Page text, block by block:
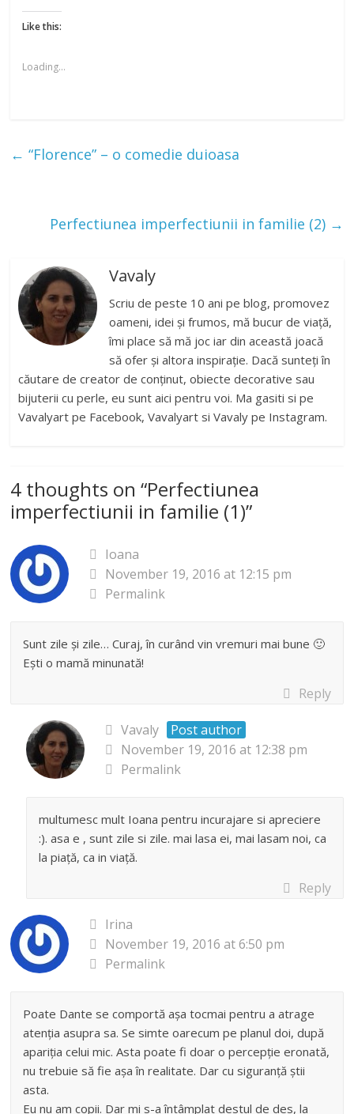
Like this:
Loading...
← “Florence” – o comedie duioasa
Perfectiunea imperfectiunii in familie (2) →
Vavaly
Scriu de peste 10 ani pe blog, promovez
oameni, idei și frumos, mă bucur de viață,
îmi place să mă joc iar din această joacă
să ofer și altora inspirație. Dacă sunteți în
căutare de creator de conținut, obiecte decorative sau
bijuterii cu perle, eu sunt aici pentru voi. Ma gasiti si pe
Vavalyart pe Facebook, Vavalyart si Vavaly pe Instagram.
4 thoughts on “Perfectiunea
imperfectiunii in familie (1)”
Ioana
November 19, 2016 at 12:15 pm
Permalink
Sunt zile și zile… Curaj, în curând vin vremuri mai bune 🙂
Ești o mamă minunată!
Reply
Vavaly
Post author
November 19, 2016 at 12:38 pm
Permalink
multumesc mult Ioana pentru incurajare si apreciere
:). asa e , sunt zile si zile. mai lasa ei, mai lasam noi, ca
la piață, ca in viață.
Reply
Irina
November 19, 2016 at 6:50 pm
Permalink
Poate Dante se comportă așa tocmai pentru a atrage
atenția asupra sa. Se simte oarecum pe planul doi, după
apariția celui mic. Asta poate fi doar o percepție eronată,
nu trebuie să fie așa în realitate. Dar cu siguranță știi
asta.
Eu nu am copii. Dar mi s-a întâmplat destul de des, la